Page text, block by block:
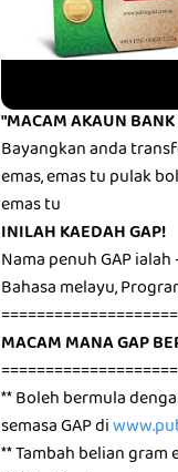
"MACAM AKAUN
Bayangkan anda
emas, emas tu pulak
emas tu
INILAH KAEDAH GAP!
Nama penuh GAP ialah
Bahasa melayu,
MACAM MANA GAP
** Boleh bermula
semasa GAP di
** Tambah belian